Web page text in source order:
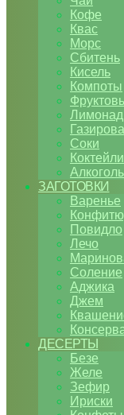
Кофе
Квас
Морс
Сбитень
Кисель
Компоты
Лимонад
Соки
Коктейли
ЗАГОТОВКИ
Варенье
Повидло
Лечо
Соление
Аджика
Джем
ДЕСЕРТЫ
Безе
Желе
Зефир
Ириски